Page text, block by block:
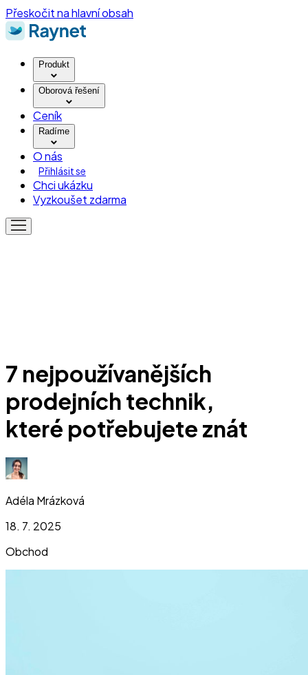
Přeskočit na hlavní obsah
Produkt
Oborová řešení
Ceník
Radíme
O nás
Přihlásit se
Chci ukázku
Vyzkoušet zdarma
7 nejpoužívanějších
prodejních technik,
které potřebujete znát
Adéla Mrázková
18. 7. 2025
Obchod